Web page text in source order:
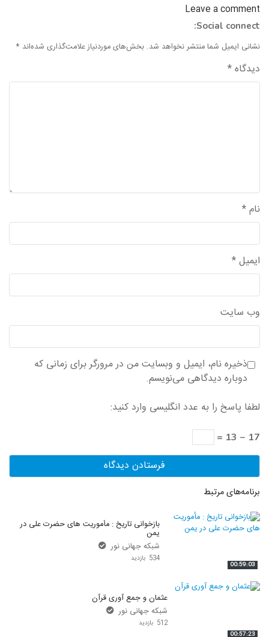
Leave a comment
Social connect:
نشانی ایمیل شما منتشر نخواهد شد. بخش‌های موردنیاز علامت‌گذاری شده‌اند *
دیدگاه*
نام*
ایمیل*
وب‌ سایت
ذخیره نام، ایمیل و وبسایت من در مرورگر برای زمانی که
دوباره دیدگاهی می‌نویسم.
لطفا پاسخ را به عدد انگلیسی وارد کنید:
17 − 13 =
برنامه‌های مرتبط
00:59:03
بازخوانی تاریخ : مأموریت های حضرت علی در
یمن
شبکه جهانی نور
534 بازدید
00:57:23
عثمان و جمع آوری قرآن
شبکه جهانی نور
512 بازدید